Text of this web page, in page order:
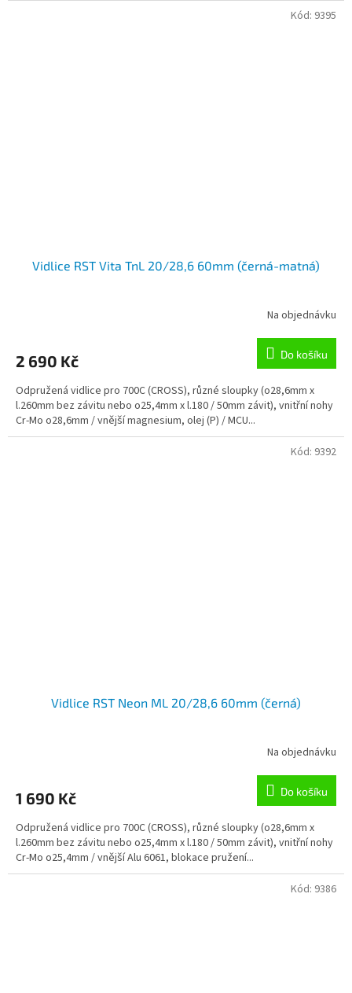
Vidlice RST Vita TnL 20/28,6 60mm (černá-matná)
Na objednávku
2 690 Kč Do košíku
Odpružená vidlice pro 700C (CROSS), různé sloupky (o28,6mm x
l.260mm bez závitu nebo o25,4mm x l.180 / 50mm závit), vnitřní nohy
Cr-Mo o28,6mm / vnější magnesium, olej (P) / MCU...
Kód: 9395
Vidlice RST Neon ML 20/28,6 60mm (černá)
Na objednávku
1 690 Kč Do košíku
Odpružená vidlice pro 700C (CROSS), různé sloupky (o28,6mm x
l.260mm bez závitu nebo o25,4mm x l.180 / 50mm závit), vnitřní nohy
Cr-Mo o25,4mm / vnější Alu 6061, blokace pružení...
Kód: 9392
Kód: 9386